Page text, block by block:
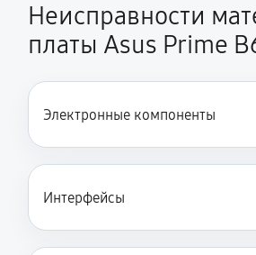
Неисправности
платы Asus Prime
Электронные компоненты
Интерфейсы